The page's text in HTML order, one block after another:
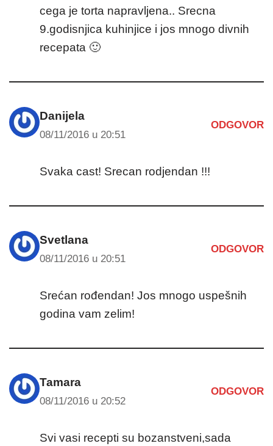
cega je torta napravljena.. Srecna
9.godisnjica kuhinjice i jos mnogo divnih
recepata 🙂
Danijela
08/11/2016 u 20:51
ODGOVOR
Svaka cast! Srecan rodjendan !!!
Svetlana
08/11/2016 u 20:51
ODGOVOR
Srećan rođendan! Jos mnogo uspešnih
godina vam zelim!
Tamara
08/11/2016 u 20:52
ODGOVOR
Svi vasi recepti su bozanstveni,sada